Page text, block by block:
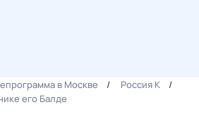
в Москве
Россия К
его Балде